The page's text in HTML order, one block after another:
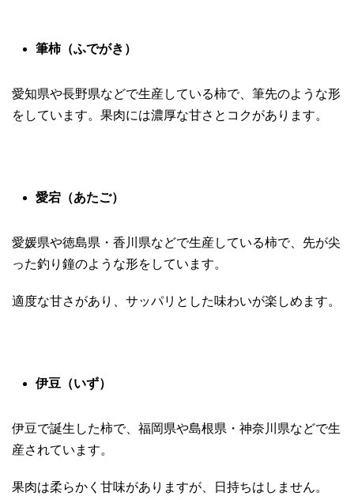
筆柿（ふでがき）
愛知県や長野県などで生産している柿で、筆先のような形
をしています。果肉には濃厚な甘さとコクがあります。
愛宕（あたご）
愛媛県や徳島県・香川県などで生産している柿で、先が尖
った釣り鐘のような形をしています。
適度な甘さがあり、サッパリとした味わいが楽しめます。
伊豆（いず）
伊豆で誕生した柿で、福岡県や島根県・神奈川県などで生
産されています。
果肉は柔らかく甘味がありますが、日持ちはしません。